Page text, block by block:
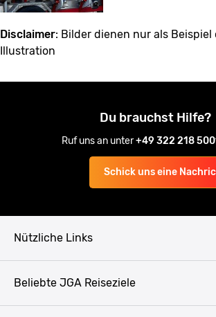
Disclaimer: Bilder dienen nur als Beispiel
Illustration
Du brauchst Hilfe?
Ruf uns an unter+49 322 218
Schick uns eine
Nützliche Links
Beliebte JGA Reiseziele